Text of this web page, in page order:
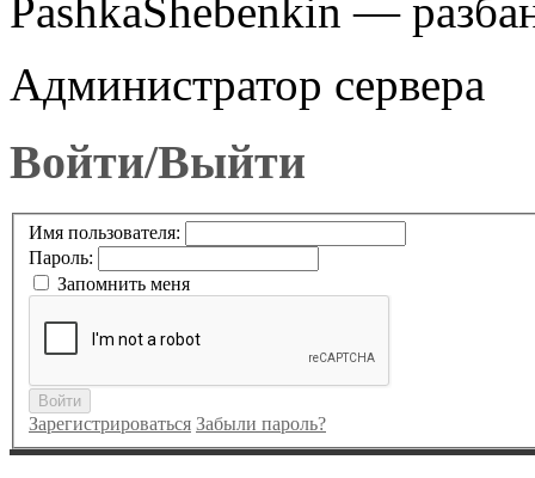
PashkaShebenkin —
Администратор сервера
Войти/Выйти
Имя пользователя:
Пароль:
Запомнить меня
Войти
Зарегистрироваться Забыли пароль?